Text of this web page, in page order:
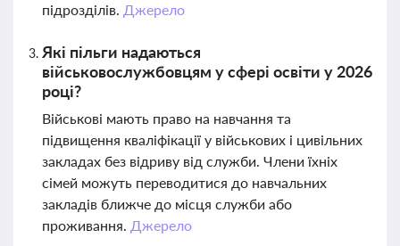
підрозділів. Джерело
Які пільги надаються
військовослужбовцям у сфері освіти у 2026
році?
Військові мають право на навчання та
підвищення кваліфікації у військових і цивільних
закладах без відриву від служби. Члени їхніх
сімей можуть переводитися до навчальних
закладів ближче до місця служби або
проживання. Джерело